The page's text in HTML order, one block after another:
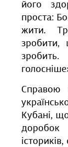
його
проста:
жити.
Справою
Кубані,
доробок